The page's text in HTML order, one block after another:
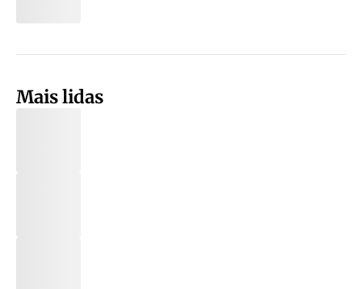
Mais lidas